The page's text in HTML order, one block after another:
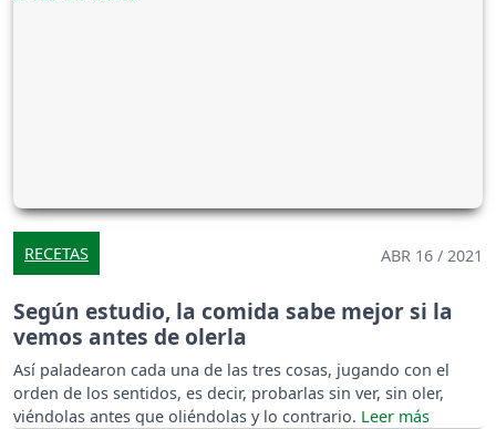
RECETAS ABR 16 / 2021
Según estudio, la comida sabe mejor si la
vemos antes de olerla
Así paladearon cada una de las tres cosas, jugando con el
orden de los sentidos, es decir, probarlas sin ver, sin oler,
viéndolas antes que oliéndolas y lo contrario.